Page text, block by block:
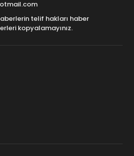
telif hakları haber
kopyalamayınız.